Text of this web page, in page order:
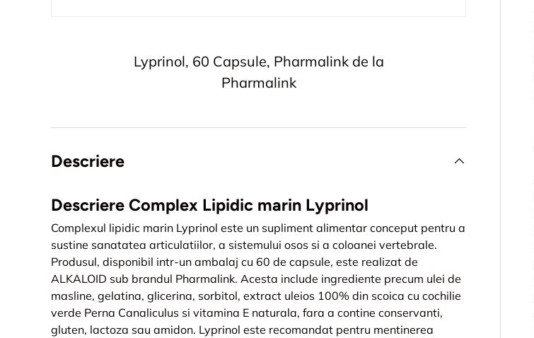
Lyprinol, 60 Capsule, Pharmalink de la
Pharmalink
Descriere
Descriere Complex Lipidic marin Lyprinol
Complexul lipidic marin Lyprinol este un supliment alimentar conceput pentru a
sustine sanatatea articulatiilor, a sistemului osos si a coloanei vertebrale.
Produsul, disponibil intr-un ambalaj cu 60 de capsule, este realizat de
ALKALOID sub brandul Pharmalink. Acesta include ingrediente precum ulei de
masline, gelatina, glicerina, sorbitol, extract uleios 100% din scoica cu cochilie
verde Perna Canaliculus si vitamina E naturala, fara a contine conservanti,
gluten, lactoza sau amidon. Lyprinol este recomandat pentru mentinerea